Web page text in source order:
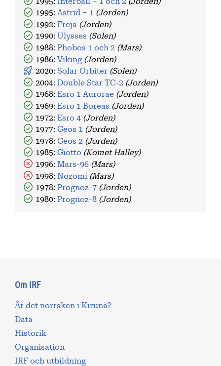
1995: Astrid – 1 (Jorden)
1992:Freja (Jorden)
1990: Ulysses (Solen)
1988:Phobos 1 och 2 (Mars)
1986:Viking (Jorden)
2020:Solar Orbiter (Solen)
2004:Double Star TC-2 (Jorden)
1968: Esro 1 Aurorae (Jorden)
1969:Esro 1 Boreas (Jorden)
1972:Esro 4 (Jorden)
1977:Geos 1 (Jorden)
1978:Geos 2 (Jorden)
1985:Giotto (Komet Halley)
1996:Mars-96 (Mars)
1998:Nozomi (Mars)
1978: Prognoz-7 (Jorden)
1980:Prognoz-8 (Jorden)
Om IRF
Är det norrsken i Kiruna?
Data
Historik
Organisation
IRF och utbildning